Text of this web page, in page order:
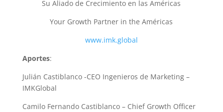
Su Aliado de Crecimiento en las Américas
Your Growth Partner in the Américas
www.imk.global
Aportes:
Julián Castiblanco -CEO Ingenieros de Marketing –
IMKGlobal
Camilo Fernando Castiblanco – Chief Growth Officer